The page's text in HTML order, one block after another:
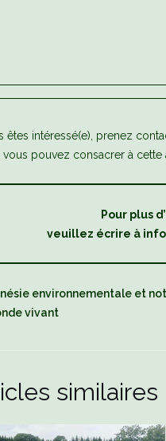
êtes intéressé(e), prenez
pouvez consacrer à
Pour plus
veuillez écrire à
environnementale et
vivant
similaires